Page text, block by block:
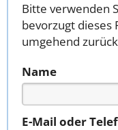
Bitte verwenden
bevorzugt dieses
umgehend
Name
E-Mail oder